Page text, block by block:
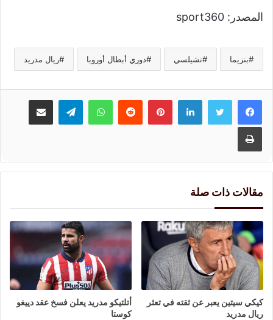
المصدر: sport360
بنزيما تشيلسي دوري أبطال أوروبا ريال مدريد
لينكدإنبينتيريست واتسابتيلقرام مشاركة عبر البريد
طباعة
مقالات ذات صلة
كيكي سيتين يعبر عن ثقته في تعثر
ريال مدريد
أتلتيكو مدريد يعلن فسخ عقد دييغو
كوستا